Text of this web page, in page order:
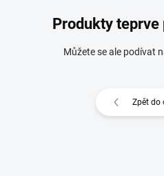
Produkty
Můžete se ale podívat
Zpět do